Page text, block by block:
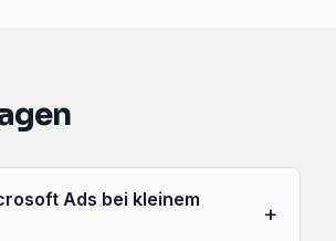
Ads bei kleinem
+